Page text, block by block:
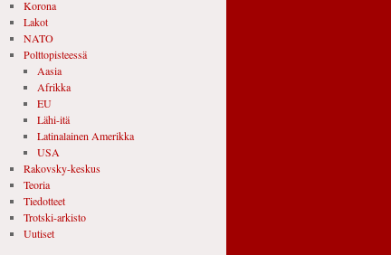
Korona
Lakot
NATO
Polttopisteessä
Aasia
Afrikka
EU
Lähi-itä
Latinalainen Amerikka
USA
Rakovsky-keskus
Teoria
Tiedotteet
Trotski-arkisto
Uutiset